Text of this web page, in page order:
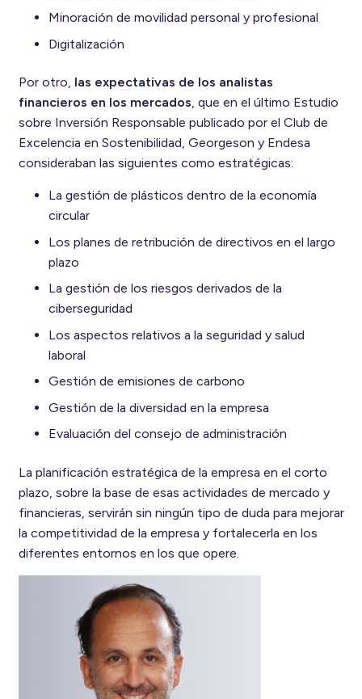
Minoración de movilidad personal y profesional
Digitalización
Por otro, las expectativas de los analistas
financieros en los mercados, que en el último Estudio
sobre Inversión Responsable publicado por el Club de
Excelencia en Sostenibilidad, Georgeson y Endesa
consideraban las siguientes como estratégicas:
La gestión de plásticos dentro de la economía
circular
Los planes de retribución de directivos en el largo
plazo
La gestión de los riesgos derivados de la
ciberseguridad
Los aspectos relativos a la seguridad y salud
laboral
Gestión de emisiones de carbono
Gestión de la diversidad en la empresa
Evaluación del consejo de administración
La planificación estratégica de la empresa en el corto
plazo, sobre la base de esas actividades de mercado y
financieras, servirán sin ningún tipo de duda para mejorar
la competitividad de la empresa y fortalecerla en los
diferentes entornos en los que opere.